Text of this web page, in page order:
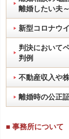
離婚したい夫～
新型コロナウ
判決において
判例
不動産収入や
離婚時の公正
■ 事務所について